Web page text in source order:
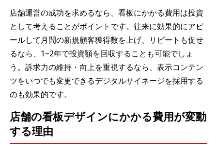
店舗運営の成功を求めるなら、看板にかかる費用は投資
として考えることがポイントです。往来に効果的にアピ
ールして月間の新規顧客獲得数を上げ、リピートも促せ
るなら、1~2年で投資額を回収することも可能でしょ
う。訴求力の維持・向上を重視するなら、表示コンテン
ツをいつでも変更できるデジタルサイネージを採用する
のも効果的です。
店舗の看板デザインにかかる費用が変動
する理由